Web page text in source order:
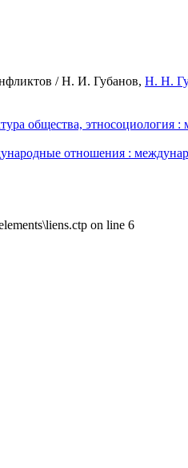
/ Н. И. Губанов, Н. Н.
общества, этносоциология :
отношения :
on line 6